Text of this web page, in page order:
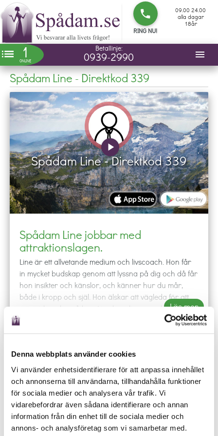
Denna webbplats använder cookies
Vi använder enhetsidentifierare för att anpassa innehållet
och annonserna till användarna, tillhandahålla funktioner
för sociala medier och analysera vår trafik. Vi
vidarebefordrar även sådana identifierare och annan
information från din enhet till de sociala medier och
annons- och analysföretag som vi samarbetar med.
phone
RING NU!
09.00 24.00
alla dagar
18år
list 1
ONLINE
Betallinje:
0939-2990 menu
Spådam Line - Direktkod 339
play_arrow
Spådam Line - Direktkod 339
Spådam Line jobbar med
attraktionslagen.
Line är ett allvetande medium och livscoach. Hon får
in mycket budskap genom att lyssna på dig och då får
hon insikter och känslor, och känner hur du mår,
både i kropp och själ. Hon älskar att vägleda för att
människor ska må bra. Line kanaliserar och hon tar
hjälp av molnen och vinden. Hennes övriga redskap
är snäckor, siffror, runor, tarotkort och ett trollbord
mycket med healing och under samtalet får du
healing om du vill. Hon har även kunskaper inom
psykologi samt erfarenhet av sin egen livsväg, och
hon har stark intuition. Hon tar spontan andekontakt,
så vill någon från andra sidan komma fram, så är
hon öppen för det.
Spådam Linespår inte i sjukdom och död. Hennes
Få SMS
Läs mer
RING KÖP BOKA SCHEMA
Ring någon av våra duktiga spådamer och låt de
besvara dina frågor oavsett om det gäller kärlek,
arbete eller budskap från universum.